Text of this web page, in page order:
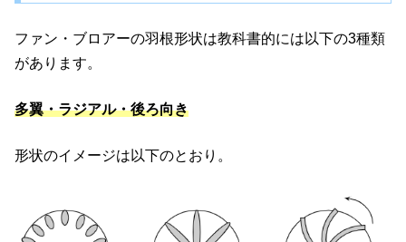
ファン・ブロアーの羽根形状は教科書的には以下の3種類
があります。
多翼・ラジアル・後ろ向き
形状のイメージは以下のとおり。